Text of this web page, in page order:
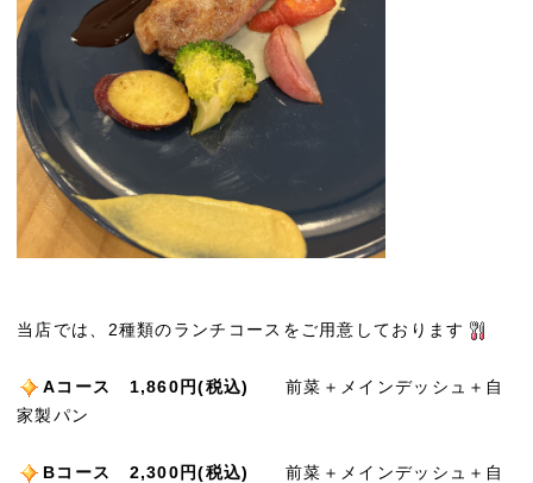
当店では、2種類のランチコースをご用意しております
Aコース 1,860円(税込)前菜＋メインデッシュ＋自
家製パン
Bコース 2,300円(税込)前菜＋メインデッシュ＋自